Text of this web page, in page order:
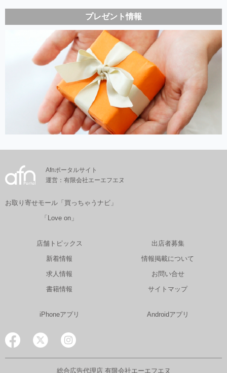
プレゼント情報
Afnポータルサイト
運営：有限会社エーエフエヌ
お取り寄せモール「買っちゃうナビ」
「Love on」
店舗トピックス
新着情報
求人情報
書籍情報
出店者募集
情報掲載について
お問い合せ
サイトマップ
iPhoneアプリ Androidアプリ
総合広告代理店 有限会社エーエフエヌ